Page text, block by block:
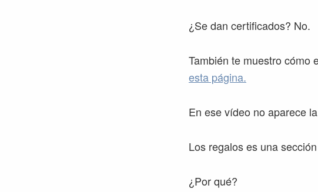
¿Se dan certificados? No.
También te muestro cómo
esta página.
En ese vídeo no aparece
Los regalos es una
¿Por qué?